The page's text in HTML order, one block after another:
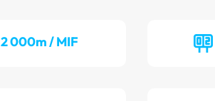
2 000m / MIF